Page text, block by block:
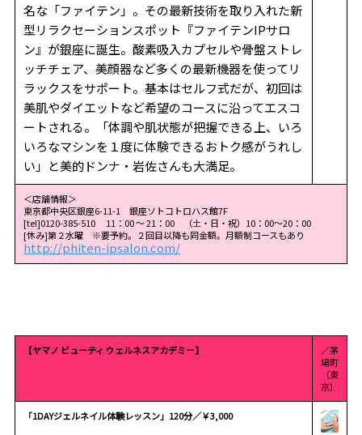
名な「ファイテン」。その最新技術を取り入れた新
型リラクセーションスポット『ファイテンIPサロ
ン』が銀座に誕生。酸素吸入カプセルや骨盤ストレ
ッチチェア、美顔器など多くの最新機器を使ってリ
ラックスをサポート。基本はセルフ式だが、初回は
美肌やダイエットなど希望のコースに沿ってエスコ
ートされる。「体調や肌状態が把握できる上、いろ
いろなマシンを１度に体験できるおトク感がうれし
い」と美的ドンナ・岩佐さんも大満足。
＜店舗情報＞
東京都中央区銀座6-11-1 銀座ソトコトロハス館7F
[tel]0120-385-510 11：00 ～ 21：00 （土・日・祝）10：00～20：00
[休み]第２水曜 ※要予約。２回目以降も同金額。月額制コースもあり
http://phiten-ipsalon.com/
【ヤマノ ビューティ ウェルネスアカデミー】
／茅
場町
（東
京）
「1DAYジェルネイル体験レッスン」120分／￥3,000